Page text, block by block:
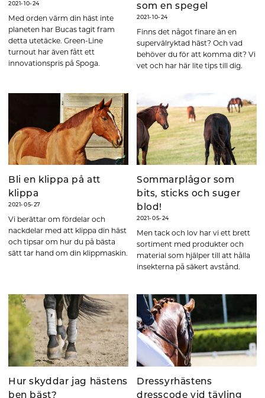
2021-10-24
Med orden värm din häst inte
planeten har Bucas tagit fram
detta utetäcke. Green-Line
turnout har även fått ett
innovationspris på Spoga.
som en spegel
2021-10-24
Finns det något finare än en
supervälryktad häst? Och vad
behöver du för att komma dit? Vi
vet och har här lite tips till dig.
Bli en klippa på att
klippa
2021-05-27
Vi berättar om fördelar och
nackdelar med att klippa din häst
och tipsar om hur du på bästa
sätt tar hand om din klippmaskin.
Sommarplågor som
bits, sticks och suger
blod!
2021-05-24
Men tack och lov har vi ett brett
sortiment med produkter och
material som hjälper till att hålla
insekterna på säkert avstånd.
Hur skyddar jag hästens
ben bäst?
Dressyrhästens
dresscode vid tävling